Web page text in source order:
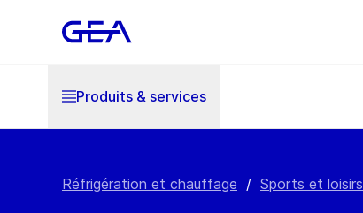
Produits & services
Réfrigération et chauffage / Sports et loisirs